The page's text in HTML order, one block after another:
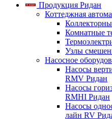
Продукция Ридан
Коттеджная
Комнатные
Узлы
Насосное
Насосы
RMV Ридан
Насосы
RMHI Ридан
Насосы
лайн RV